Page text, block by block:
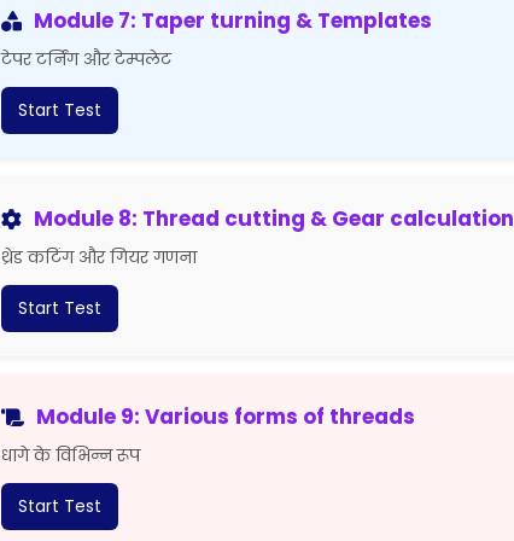
Module 7: Taper turning & Templates
टेपर टर्निंग और टेम्पलेट
Start Test
Module 8: Thread cutting & Gear calculation
थ्रेड कटिंग और गियर गणना
Start Test
Module 9: Various forms of threads
धागे के विभिन्न रूप
Start Test